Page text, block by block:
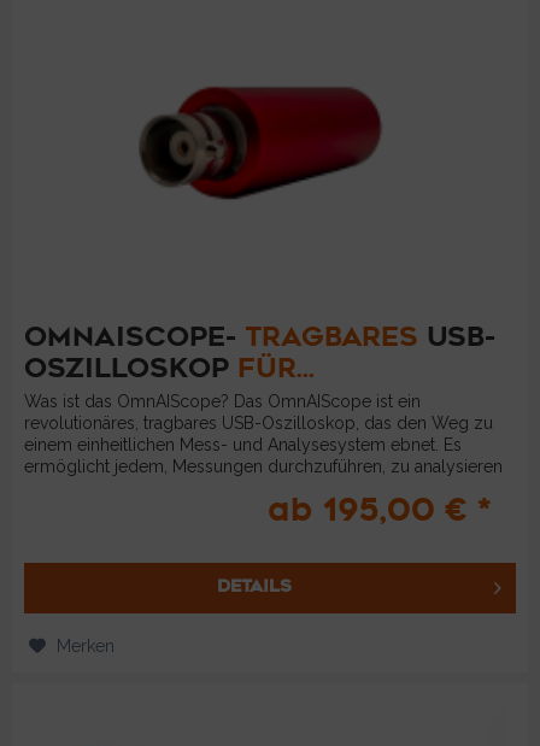
OMNAISCOPE- TRAGBARES USB-
OSZILLOSKOP FÜR...
Was ist das OmnAIScope? Das OmnAIScope ist ein
revolutionäres, tragbares USB-Oszilloskop, das den Weg zu
einem einheitlichen Mess- und Analysesystem ebnet. Es
ermöglicht jedem, Messungen durchzuführen, zu analysieren
ab 195,00 € *
DETAILS
Merken